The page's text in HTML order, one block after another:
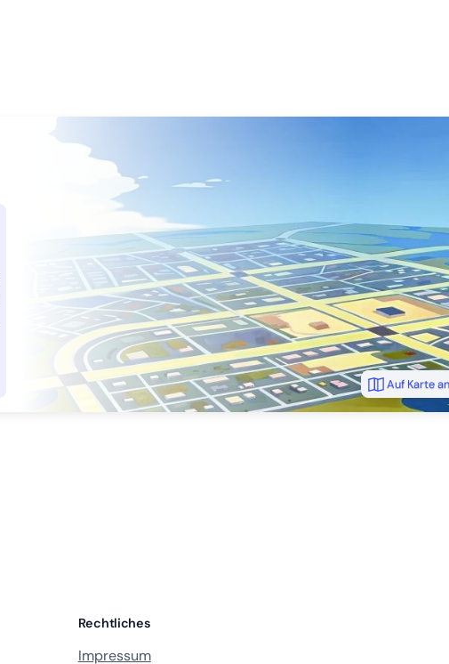
Auf Karte
Rechtliches
Impressum